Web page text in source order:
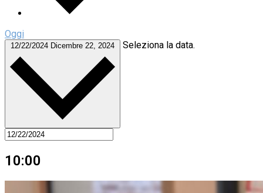
Oggi
12/22/2024 Dicembre 22, 2024 Seleziona la data.
10:00